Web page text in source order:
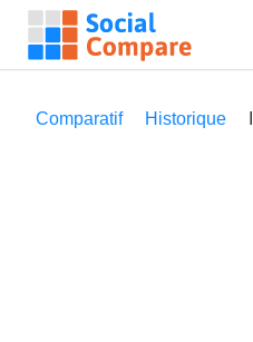
Comparatif Historique